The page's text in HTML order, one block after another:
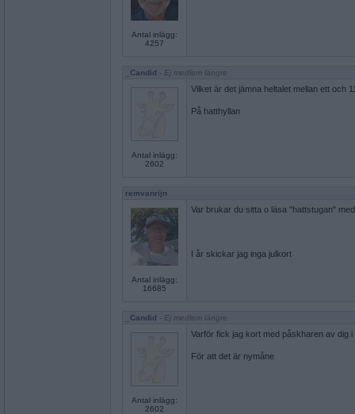
Antal inlägg:
4257
_Candid - Ej medlem längre
Antal inlägg:
2602
Vilket är det jämna heltalet mellan ett och
På hatthyllan
remvanrijn
Antal inlägg:
16685
Var brukar du sitta o läsa "hattstugan"
I år skickar jag inga julkort
_Candid - Ej medlem längre
Antal inlägg:
2602
Varför fick jag kort med påskharen av dig
För att det är nymåne